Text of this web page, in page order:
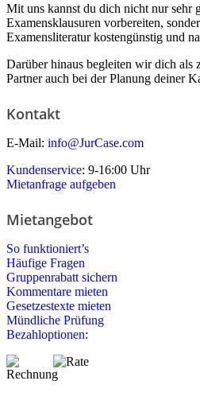
Mit uns kannst du dich nicht nur sehr
Examensklausuren vorbereiten,
Examensliteratur kostengünstig und
Darüber hinaus begleiten wir dich als
Partner auch bei der Planung deiner
Kontakt
E-Mail: info@JurCase.com
Kundenservice: 9-16:00 Uhr
Mietanfrage aufgeben
Mietangebot
So funktioniert’s
Häufige Fragen
Gruppenrabatt sichern
Kommentare mieten
Gesetzestexte mieten
Mündliche Prüfung
Bezahloptionen: